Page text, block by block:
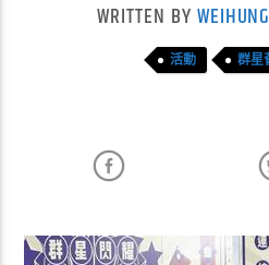
WRITTEN BY WEIHUNG
活動 群星